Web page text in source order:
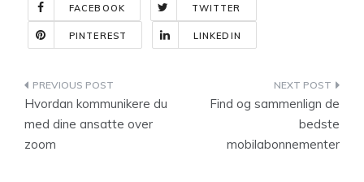
FACEBOOK TWITTER
PINTEREST LINKEDIN
Indlægsnavigation
Hvordan kommunikere du
med dine ansatte over
zoom
Find og sammenlign de
bedste
mobilabonnementer